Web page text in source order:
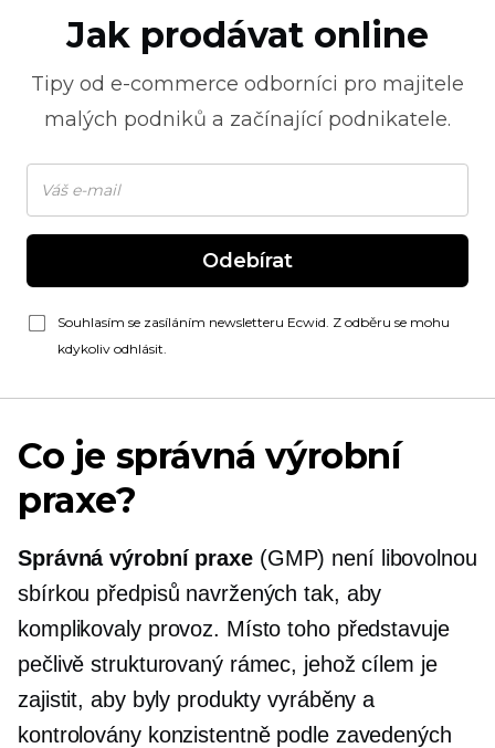
Jak prodávat online
Tipy od e-commerce odborníci pro majitele
malých podniků a začínající podnikatele.
Odebírat
Souhlasím se zasíláním newsletteru Ecwid. Z odběru se mohu
kdykoliv odhlásit.
Co je správná výrobní
praxe?
Správná výrobní praxe(GMP) není libovolnou
sbírkou předpisů navržených tak, aby
komplikovaly provoz. Místo toho představuje
pečlivě strukturovaný rámec, jehož cílem je
zajistit, aby byly produkty vyráběny a
kontrolovány konzistentně podle zavedených